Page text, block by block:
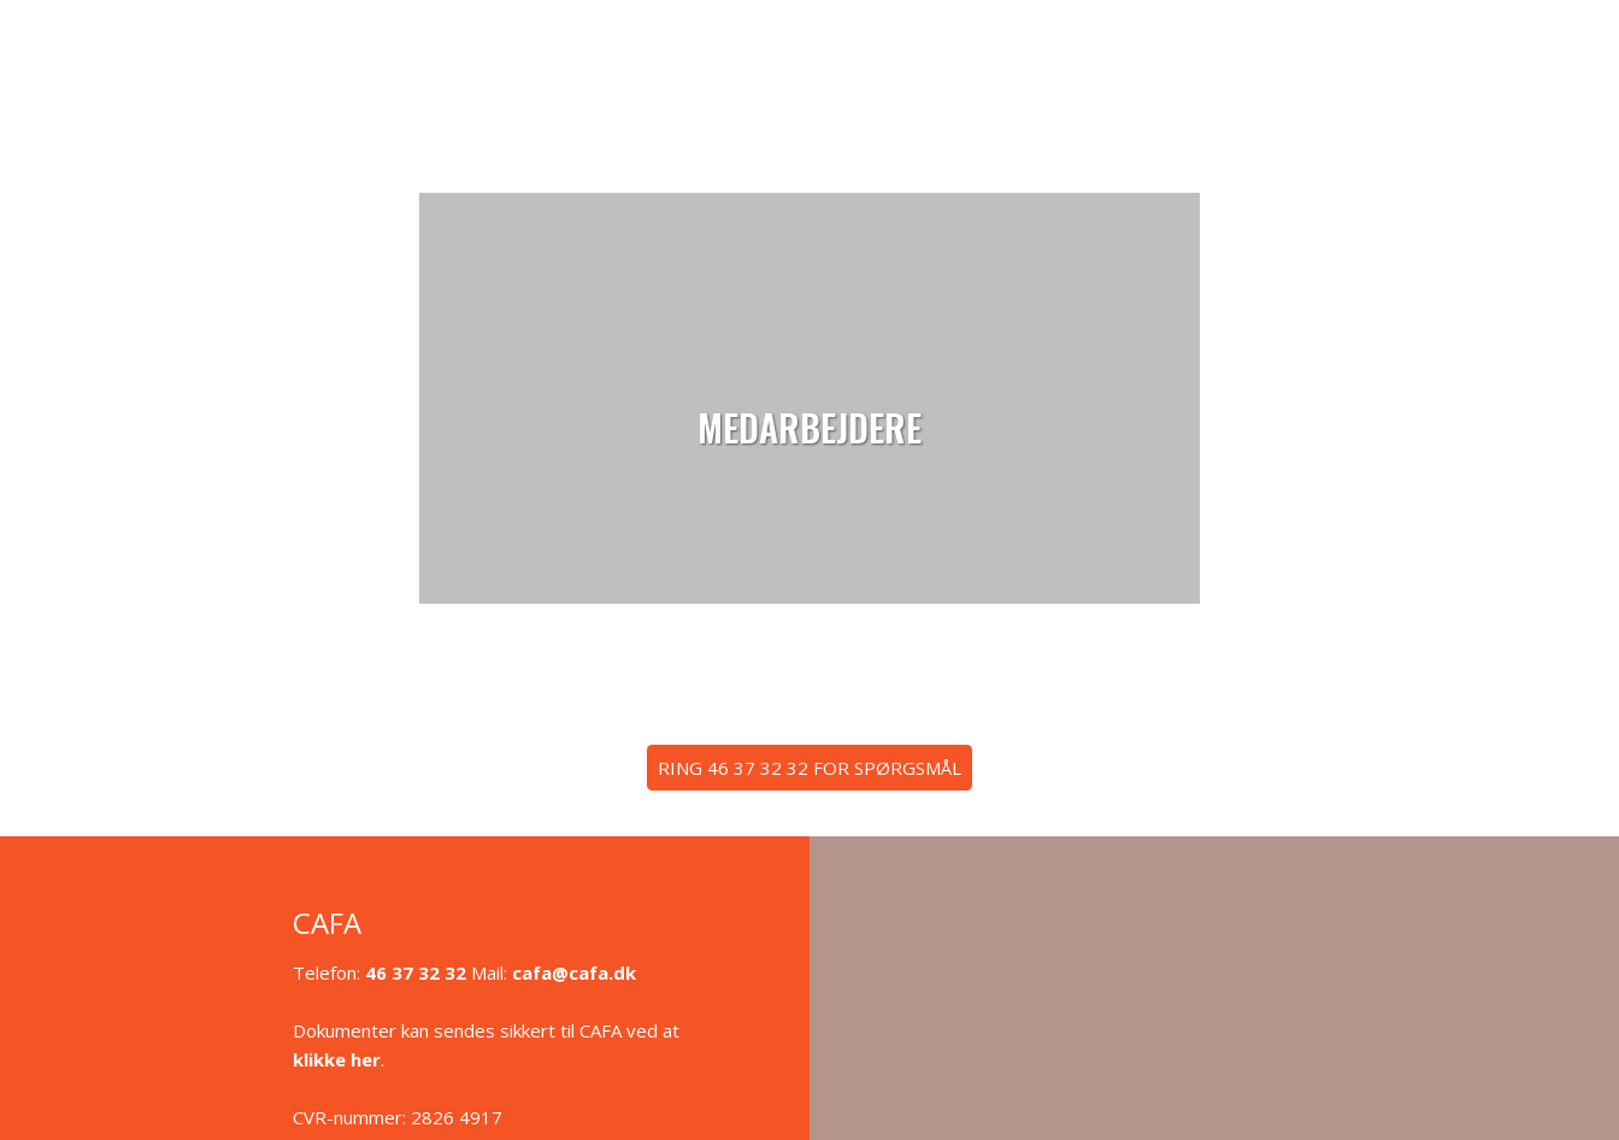
MEDARBEJDERE
​RING 46 37 32 32 FOR SPØRGSMÅL
CAFA
Telefon: 46 37 32 32 Mail: cafa@cafa.dk
Dokumenter kan sendes sikkert til CAFA ved at
klikke her.
CVR-nummer: 2826 4917